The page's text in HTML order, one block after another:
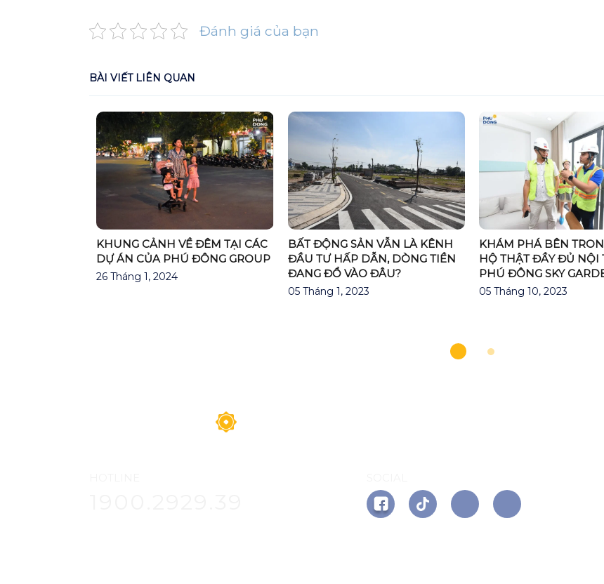
Đánh giá của bạn
BÀI VIẾT LIÊN QUAN
KHUNG CẢNH VỀ ĐÊM TẠI CÁC
DỰ ÁN CỦA PHÚ ĐÔNG GROUP
26 Tháng 1, 2024
BẤT ĐỘNG SẢN VẪN LÀ KÊNH
ĐẦU TƯ HẤP DẪN, DÒNG TIỀN
ĐANG ĐỔ VÀO ĐÂU?
05 Tháng 1, 2023
KHÁM PHÁ BÊN
HỘ THẬT ĐẦY ĐỦ NỘI
PHÚ ĐÔNG SKY
05 Tháng 10, 2023